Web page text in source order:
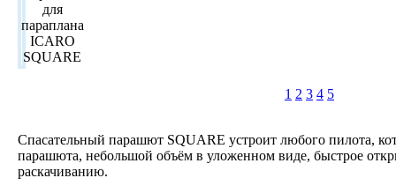
1 2 3 4 5
Спасательный парашют SQUARE устроит любого пилота,
парашюта, небольшой объём в уложенном виде, быстрое
раскачиванию.